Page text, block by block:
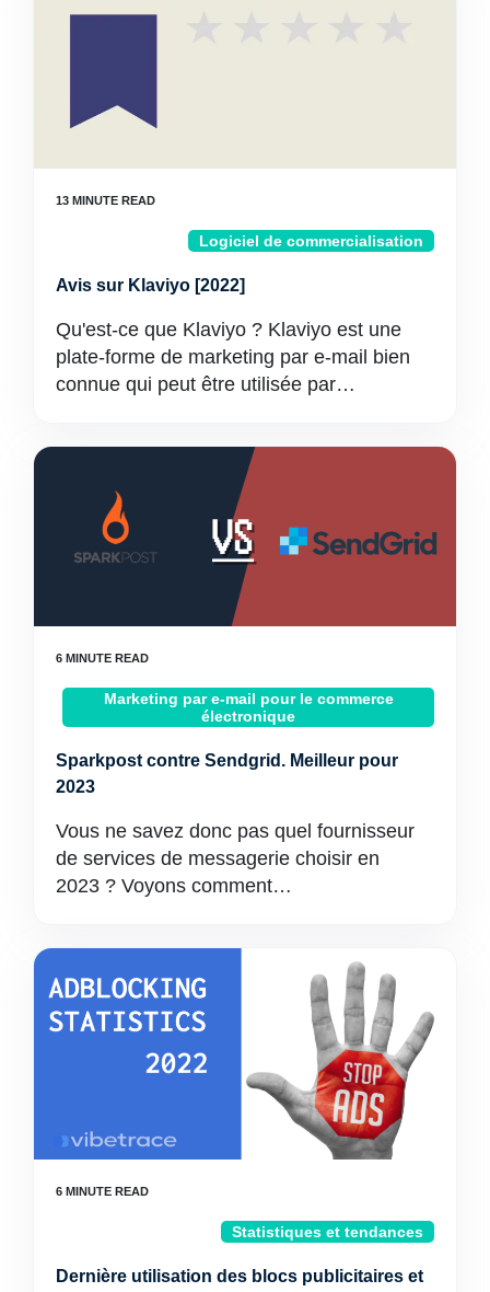
Logiciel de commercialisation
Avis sur Klaviyo [2022]
Qu'est-ce que Klaviyo ? Klaviyo est une
plate-forme de marketing par e-mail bien
connue qui peut être utilisée par…
Marketing par e-mail pour le commerce
électronique
Sparkpost contre Sendgrid. Meilleur pour
2023
Vous ne savez donc pas quel fournisseur
de services de messagerie choisir en
2023 ? Voyons comment…
Statistiques et tendances
Dernière utilisation des blocs publicitaires et